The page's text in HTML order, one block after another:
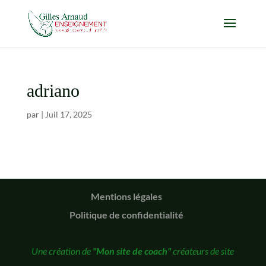
adriano
par | Juil 17, 2025
Mentions légales
Politique de confidentialité
Une création de "Mon site de coach"créateurs de site